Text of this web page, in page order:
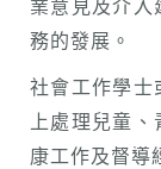
業意見及介入
務的發展。
社會工作學士
上處理兒童
康工作及督導